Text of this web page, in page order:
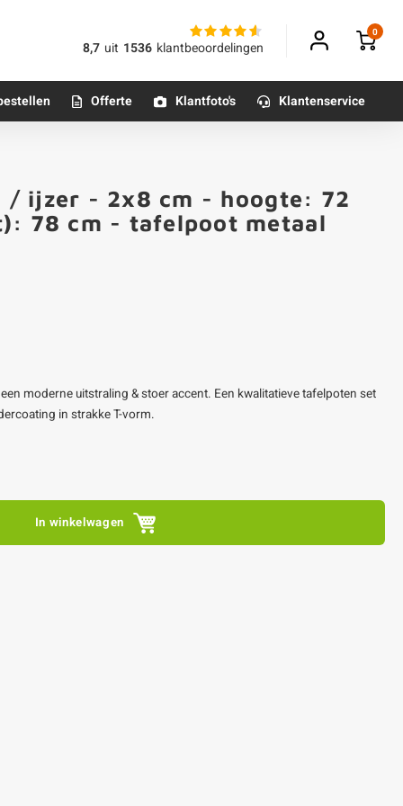
8,7 uit 1536 klantbeoordelingen
0
Betonmortels
Alle poten & onderstellen
Offerte Klantfoto's Klantenservice
ijzer - 2x8 cm - hoogte: 72
78 cm - tafelpoot metaal
moderne uitstraling & stoer accent. Een kwalitatieve tafelpoten set
in strakke T-vorm.
In winkelwagen